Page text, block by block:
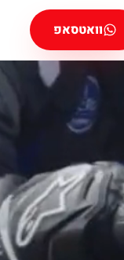
וואטסאפ